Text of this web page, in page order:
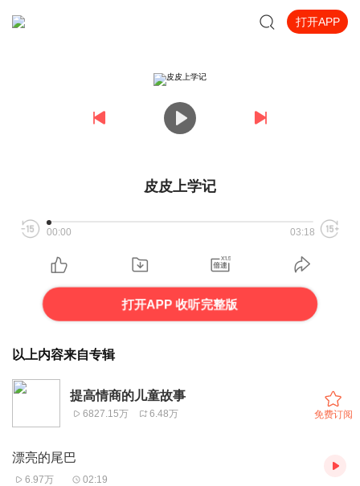
打开APP
皮皮上学记
00:00 03:18
打开APP 收听完整版
以上内容来自专辑
提高情商的儿童故事
6827.15万 6.48万 免费订阅
漂亮的尾巴
6.97万 02:19